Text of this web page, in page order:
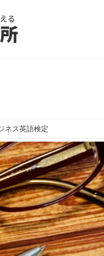
ネス英語検定